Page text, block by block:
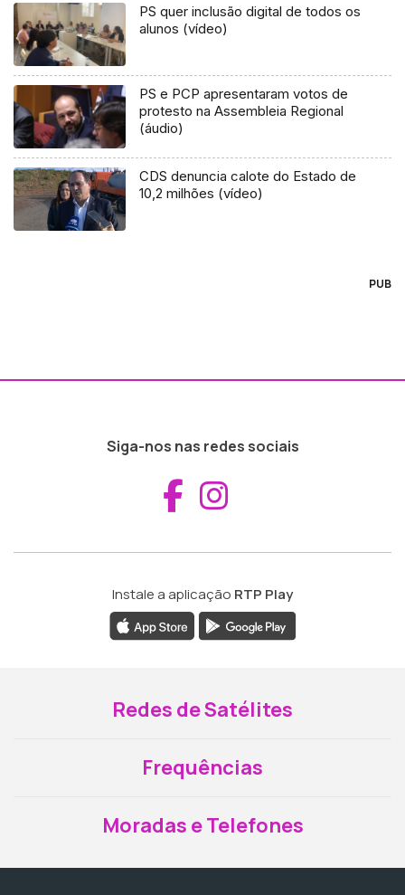
PS quer inclusão digital de todos os
alunos (vídeo)
PS e PCP apresentaram votos de
protesto na Assembleia Regional
(áudio)
CDS denuncia calote do Estado de
10,2 milhões (vídeo)
PUB
Siga-nos nas redes sociais
Aceder ao
Instale a aplicação RTP Play
Redes de Satélites
Frequências
Moradas e Telefones